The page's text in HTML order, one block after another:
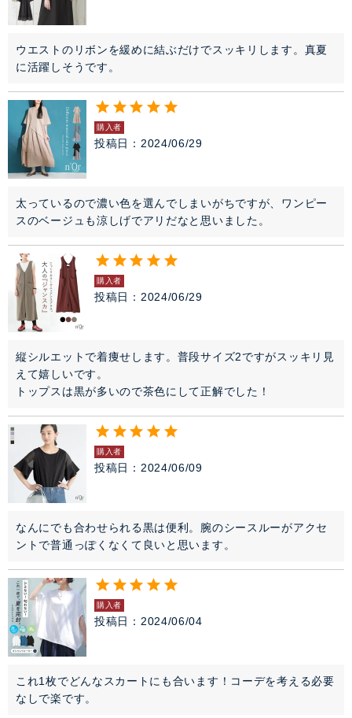
ウエストのリボンを緩めに結ぶだけでスッキリします。真夏
に活躍しそうです。
購入者
投稿日 2024/06/29
太っているので濃い色を選んでしまいがちですが、ワンピー
スのベージュも涼しげでアリだなと思いました。
購入者
投稿日 2024/06/29
縦シルエットで着痩せします。普段サイズ2ですがスッキリ見
えて嬉しいです。
トップスは黒が多いので茶色にして正解でした！
購入者
投稿日 2024/06/09
なんにでも合わせられる黒は便利。腕のシースルーがアクセ
ントで普通っぽくなくて良いと思います。
購入者
投稿日 2024/06/04
これ1枚でどんなスカートにも合います！コーデを考える必要
なしで楽です。